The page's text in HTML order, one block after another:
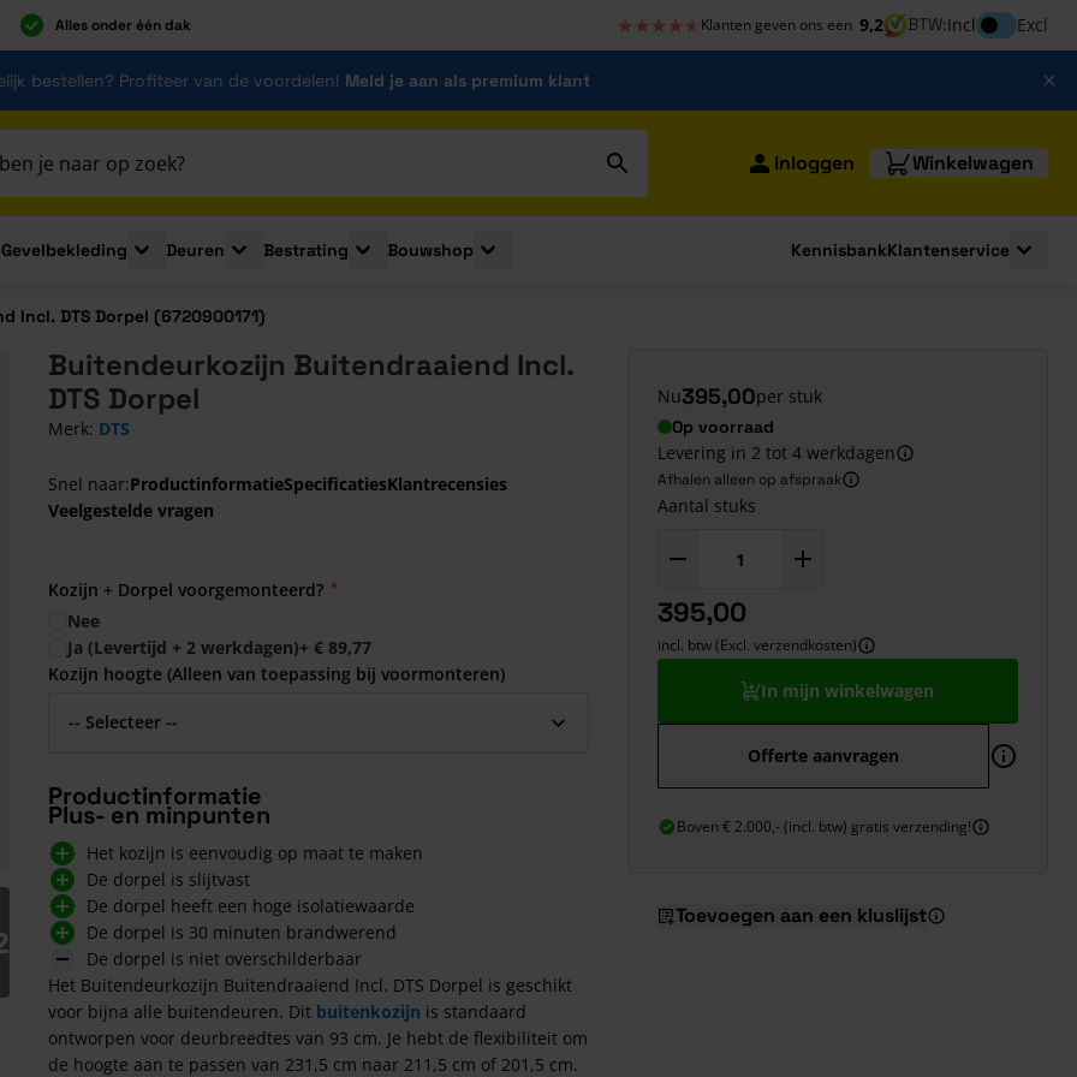
Alles onder één dak ★★★★★
★★★★★ Klanten geven ons een 9,2 BTW:InclInclusief btw
Excl
bestellen? Profiteer van de voordelen! Meld je aan als premium klant
Inloggen Winkelwagen
Plaatmaterialen
submenu for Isolatie
Gevelbekleding
Toggle submenu for Gevelbekleding
Deuren
Toggle submenu for Deuren
Bestrating
Toggle submenu for Bestrating
Bouwshop
Toggle submenu for Bouwshop
KennisbankKlantenservice
Incl. DTS Dorpel (6720900171)
image
Buitendeurkozijn Buitendraaiend Incl.
DTS Dorpel
Merk: DTS
Snel naar:ProductinformatieSpecificatiesKlantrecensies
Veelgestelde vragen
Kozijn + Dorpel voorgemonteerd?
Nee
Ja (Levertijd + 2 werkdagen)+ € 89,77
Kozijn hoogte (Alleen van toepassing bij voormonteren)
Productinformatie
Plus- en minpunten
Het kozijn is eenvoudig op maat te maken
De dorpel is slijtvast
De dorpel heeft een hoge isolatiewaarde
De dorpel is 30 minuten brandwerend
De dorpel is niet overschilderbaar
Het Buitendeurkozijn Buitendraaiend Incl. DTS Dorpel is geschikt
voor bijna alle buitendeuren. Dit buitenkozijn is standaard
ontworpen voor deurbreedtes van 93 cm. Je hebt de flexibiliteit om
de hoogte aan te passen van 231,5 cm naar 211,5 cm of 201,5 cm.
Nu395,00per stuk
Op voorraad
Levering in 2 tot 4 werkdagen
Afhalen alleen op afspraak
Aantal stuks
395,00
incl. btw (Excl. verzendkosten)
In mijn winkelwagen
Offerte aanvragen
Boven € 2.000,- (incl. btw) gratis verzending!
Toevoegen aan een kluslijst